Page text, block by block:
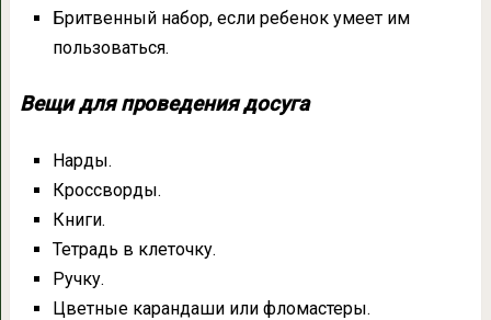
Бритвенный набор, если ребенок умеет им
пользоваться.
Вещи для проведения досуга
Нарды.
Кроссворды.
Книги.
Тетрадь в клеточку.
Ручку.
Цветные карандаши или фломастеры.